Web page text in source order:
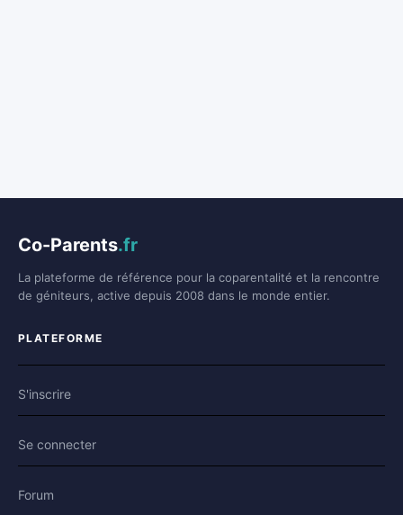
Co-Parents.fr
La plateforme de référence pour la coparentalité et la rencontre
de géniteurs, active depuis 2008 dans le monde entier.
PLATEFORME
S'inscrire
Se connecter
Forum